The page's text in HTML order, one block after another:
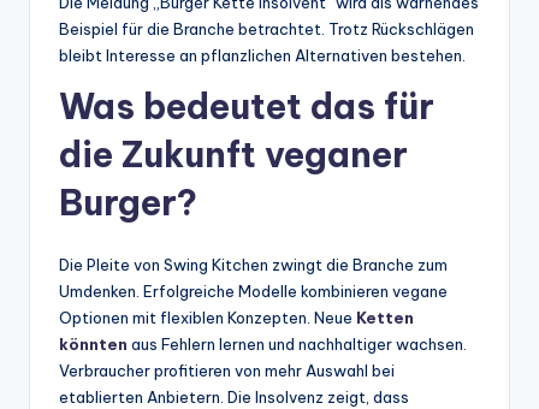
Beispiel für die Branche betrachtet. Trotz Rückschlägen
bleibt Interesse an pflanzlichen Alternativen bestehen.
Was bedeutet das für
die Zukunft veganer
Burger?
Die Pleite von Swing Kitchen zwingt die Branche zum
Umdenken. Erfolgreiche Modelle kombinieren vegane
Optionen mit flexiblen Konzepten. Neue Ketten
könnten aus Fehlern lernen und nachhaltiger wachsen.
Verbraucher profitieren von mehr Auswahl bei
etablierten Anbietern. Die Insolvenz zeigt, dass